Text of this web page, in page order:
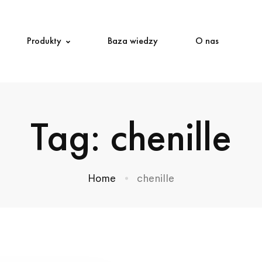
Produkty Baza wiedzy O nas
Tag: chenille
Home chenille